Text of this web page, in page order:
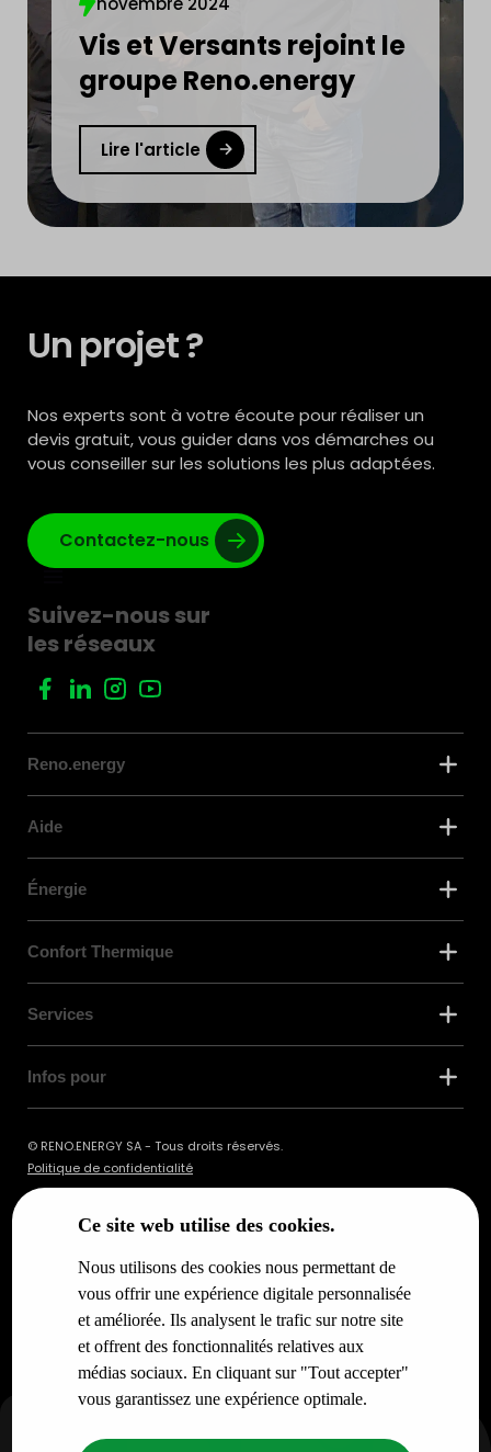
Ce site web utilise des cookies.
Nous utilisons des cookies nous permettant de
vous offrir une expérience digitale personnalisée
et améliorée. Ils analysent le trafic sur notre site
et offrent des fonctionnalités relatives aux
médias sociaux. En cliquant sur "Tout accepter"
vous garantissez une expérience optimale.
Vis et Versants rejoint le
groupe Reno.energy
Lire l'article
Un projet ?
Nos experts sont à votre écoute pour réaliser un
devis gratuit, vous guider dans vos démarches ou
vous conseiller sur les solutions les plus adaptées.
Contactez-nous
Suivez-nous sur
les réseaux
Reno.energy
Aide
Énergie
Confort Thermique
Services
Infos pour
© RENO.ENERGY SA - Tous droits réservés.
Politique de confidentialité